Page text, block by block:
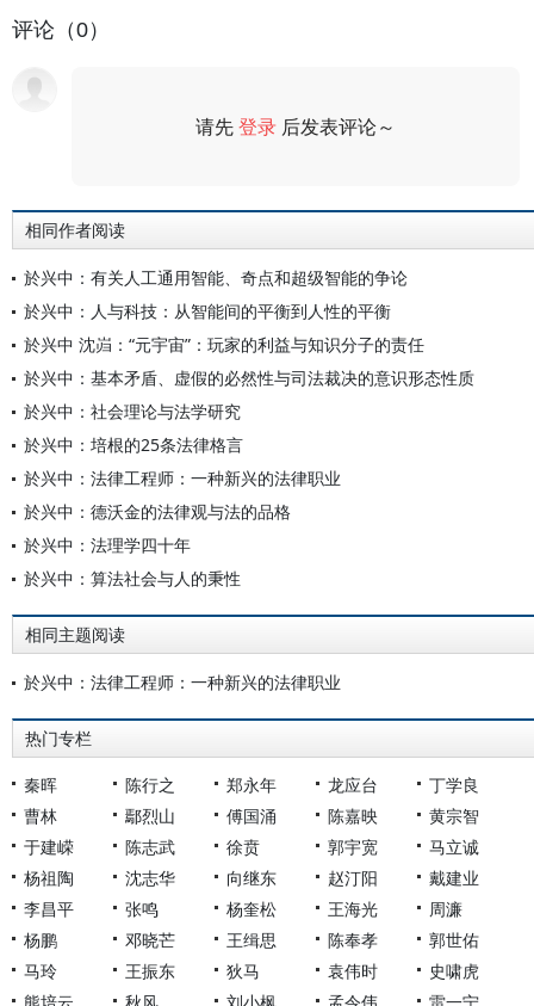
评论（0）
请先登录 后发表评论～
相同作者阅读
於兴中：有关人工通用智能、奇点和超级智能的争论
於兴中：人与科技：从智能间的平衡到人性的平衡
於兴中 沈岿：“元宇宙”：玩家的利益与知识分子的责任
於兴中：基本矛盾、虚假的必然性与司法裁决的意识形态性质
於兴中：社会理论与法学研究
於兴中：培根的25条法律格言
於兴中：法律工程师：一种新兴的法律职业
於兴中：德沃金的法律观与法的品格
於兴中：法理学四十年
於兴中：算法社会与人的秉性
相同主题阅读
於兴中：法律工程师：一种新兴的法律职业
热门专栏
秦晖 陈行之 郑永年 龙应台
丁学良
曹林
鄢烈山 傅国涌 陈嘉映
黄宗智
于建嵘
陈志武 徐贲 郭宇宽
马立诚
杨祖陶
沈志华 向继东 赵汀阳
戴建业
李昌平
张鸣 杨奎松 王海光
周濂
杨鹏
邓晓芒 王缉思 陈奉孝
郭世佑
马玲
王振东 狄马 袁伟时
史啸虎